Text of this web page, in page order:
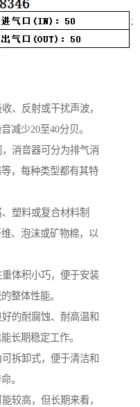
、反射或干扰声波，
减少20至40分贝。
消音器可分为排气消
，每种类型都有其特
塑料或复合材料制
、泡沫或矿物棉，以
体积小巧，便于安装
整体性能。
的耐腐蚀、耐高温和
长期稳定工作。
拆卸式，便于清洁和
。
较高，但长期来看，